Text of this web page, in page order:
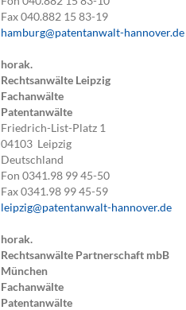
Fax040.882 15 83-19
hamburg@patentanwalt-hannover.de
horak.
Rechtsanwälte Leipzig
Fachanwälte
Patentanwälte
Friedrich-List-Platz 1
04103 Leipzig
Deutschland
Fon0341.98 99 45-50
Fax0341.98 99 45-59
leipzig@patentanwalt-hannover.de
horak.
Rechtsanwälte Partnerschaft mbB
München
Fachanwälte
Patentanwälte